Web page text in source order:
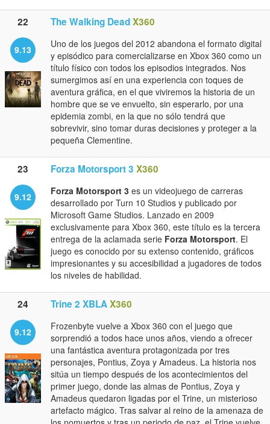
22 The Walking DeadX360
9.13
Uno de los juegos del 2012 abandona el formato digital
y episódico para comercializarse en Xbox 360 como un
título físico con todos los episodios integrados. Nos
sumergimos así en una experiencia con toques de
aventura gráfica, en el que viviremos la historia de un
hombre que se ve envuelto, sin esperarlo, por una
epidemia zombi, en la que no sólo tendrá que
sobrevivir, sino tomar duras decisiones y proteger a la
pequeña Clementine.
23 Forza Motorsport 3 X360
9.12 Forza Motorsport 3 es un videojuego de carreras
desarrollado por Turn 10 Studios y publicado por
Microsoft Game Studios. Lanzado en 2009
exclusivamente para Xbox 360, este título es la tercera
entrega de la aclamada serie Forza Motorsport. El
juego es conocido por su extenso contenido, gráficos
impresionantes y su accesibilidad a jugadores de todos
los niveles de habilidad.
24 Trine 2 XBLAX360
9.12
Frozenbyte vuelve a Xbox 360 con el juego que
sorprendió a todos hace unos años, viendo a ofrecer
una fantástica aventura protagonizada por tres
personajes, Pontius, Zoya y Amadeus. La historia nos
sitúa un tiempo después de los acontecimientos del
primer juego, donde las almas de Pontius, Zoya y
Amadeus quedaron ligadas por el Trine, un misterioso
artefacto mágico. Tras salvar al reino de la amenaza de